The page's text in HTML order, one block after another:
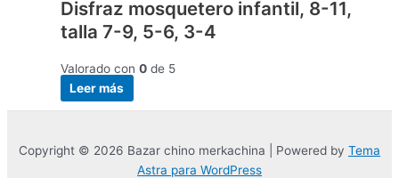
Disfraz mosquetero infantil, 8-11,
talla 7-9, 5-6, 3-4
Valorado con 0 de 5
Leer más
Copyright © 2026 Bazar chino merkachina | Powered by Tema
Astra para WordPress